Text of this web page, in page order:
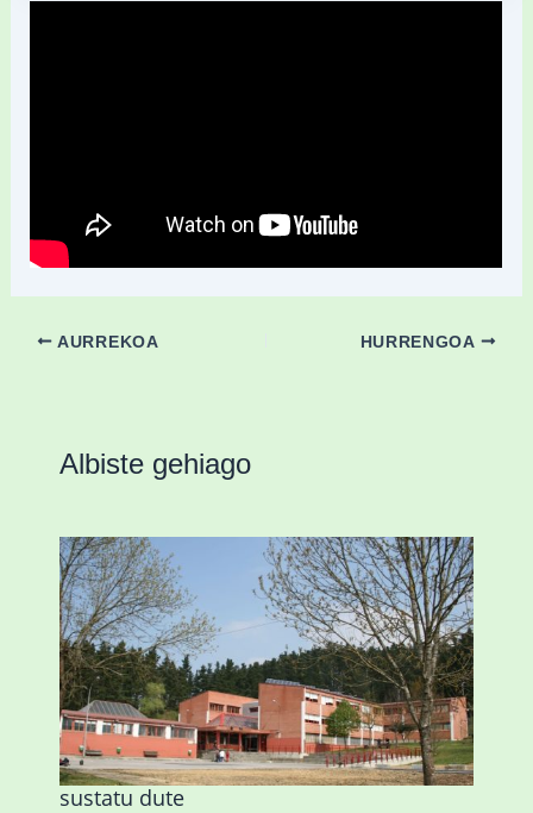
AURREKOA HURRENGOA
Albiste gehiago
Amorebietak eta Eusko Jaurlaritzak
Urritxen institutu berri bat eraikitzea
sustatu dute